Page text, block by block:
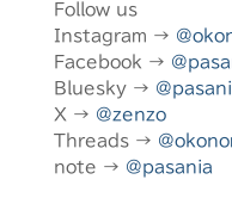
Follow us
Instagram →
Facebook →
Bluesky →
X → @zenzo
Threads →
note → @pasania